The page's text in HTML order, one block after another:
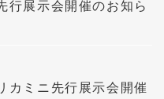
行展示会開催のお知ら
カミニ先行展示会開催